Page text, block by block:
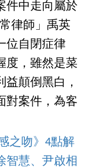
件中走向屬於
律師」禹英
位自閉症律
度，雖然是菜
顛倒黑白，
對案件，為客
之吻》4點解
智慧、尹啟相